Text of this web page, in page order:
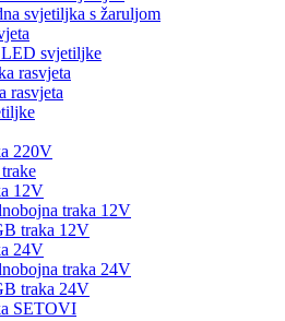
svjetiljka s žaruljom
svjetiljke
rasvjeta
rasvjeta
220V
12V
traka 12V
traka 12V
24V
traka 24V
traka 24V
SETOVI